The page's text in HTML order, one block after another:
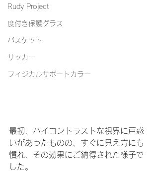
Rudy Project
度付き保護グラス
バスケット
サッカー
フィジカルサポートカラー
最初、ハイコントラストな視界に戸惑
いがあったものの、すぐに見え方にも
慣れ、その効果にご納得された様子で
した。